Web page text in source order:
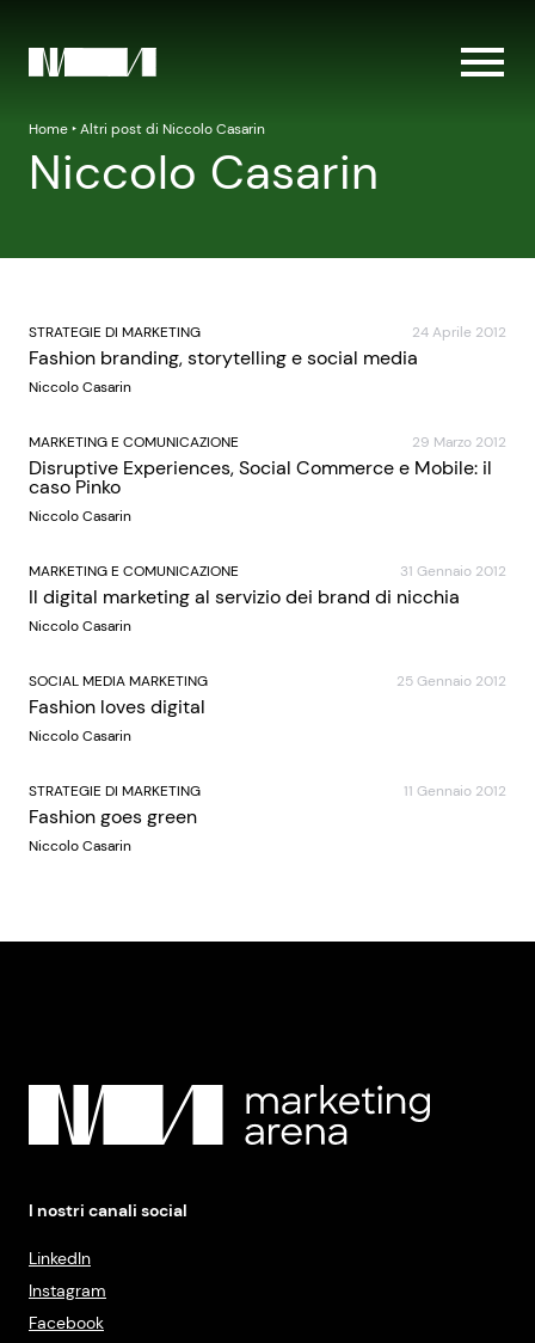
Home‣Altri post di Niccolo Casarin
Niccolo Casarin
STRATEGIE DI MARKETING 24 Aprile 2012
Fashion branding, storytelling e social media
Niccolo Casarin
MARKETING E COMUNICAZIONE 29 Marzo 2012
Disruptive Experiences, Social Commerce e Mobile: il
caso Pinko
Niccolo Casarin
MARKETING E COMUNICAZIONE 31 Gennaio 2012
Il digital marketing al servizio dei brand di nicchia
Niccolo Casarin
SOCIAL MEDIA MARKETING 25 Gennaio 2012
Fashion loves digital
Niccolo Casarin
STRATEGIE DI MARKETING 11 Gennaio 2012
Fashion goes green
Niccolo Casarin
I nostri canali social
LinkedIn
Instagram
Facebook